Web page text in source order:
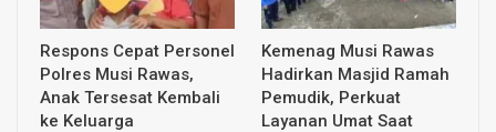
Respons Cepat Personel
Polres Musi Rawas,
Anak Tersesat Kembali
ke Keluarga
Kemenag Musi Rawas
Hadirkan Masjid Ramah
Pemudik, Perkuat
Layanan Umat Saat